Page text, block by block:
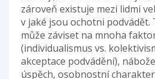
zároveň existuje mezi lidmi
v jaké jsou ochotni
může záviset na mnoha
(individualismus vs.
akceptace podvádění),
úspěch, osobnostní